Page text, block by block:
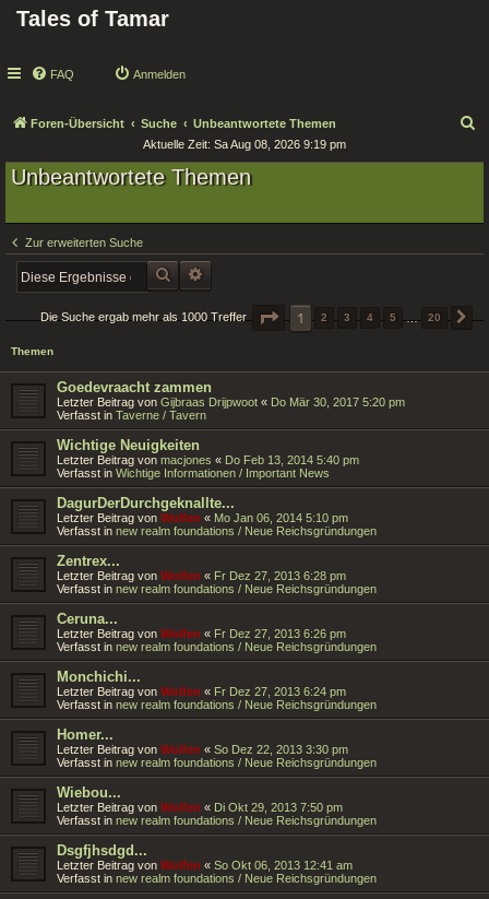
Tales of Tamar
FAQ Anmelden
Foren-Übersicht Suche Unbeantwortete Themen
e
Aktuelle Zeit: Sa Aug 08, 2026 9:19 pm
Unbeantwortete Themen
Zur erweiterten Suche
SUCHE
Die Suche ergab mehr als 1000 Treffer SEITE 1VON
1 2 3 4 5 … 20
Themen
Goedevraacht zammen
Letzter Beitrag von Gijbraas Drijpwoot « Do Mär 30, 2017 5:20 pm
Verfasst in Taverne / Tavern
Wichtige Neuigkeiten
Letzter Beitrag von macjones « Do Feb 13, 2014 5:40 pm
Verfasst in Wichtige Informationen / Important News
DagurDerDurchgeknallte...
Letzter Beitrag von Wolfen « Mo Jan 06, 2014 5:10 pm
Verfasst in new realm foundations / Neue Reichsgründungen
Zentrex...
Letzter Beitrag von Wolfen « Fr Dez 27, 2013 6:28 pm
Verfasst in new realm foundations / Neue Reichsgründungen
Ceruna...
Letzter Beitrag von Wolfen « Fr Dez 27, 2013 6:26 pm
Verfasst in new realm foundations / Neue Reichsgründungen
Monchichi...
Letzter Beitrag von Wolfen « Fr Dez 27, 2013 6:24 pm
Verfasst in new realm foundations / Neue Reichsgründungen
Homer...
Letzter Beitrag von Wolfen « So Dez 22, 2013 3:30 pm
Verfasst in new realm foundations / Neue Reichsgründungen
Wiebou...
Letzter Beitrag von Wolfen « Di Okt 29, 2013 7:50 pm
Verfasst in new realm foundations / Neue Reichsgründungen
Dsgfjhsdgd...
Letzter Beitrag von Wolfen « So Okt 06, 2013 12:41 am
Verfasst in new realm foundations / Neue Reichsgründungen